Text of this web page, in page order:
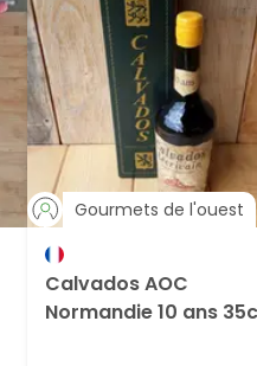
Gourmets de l'ouest
Calvados AOC
Normandie 10 ans